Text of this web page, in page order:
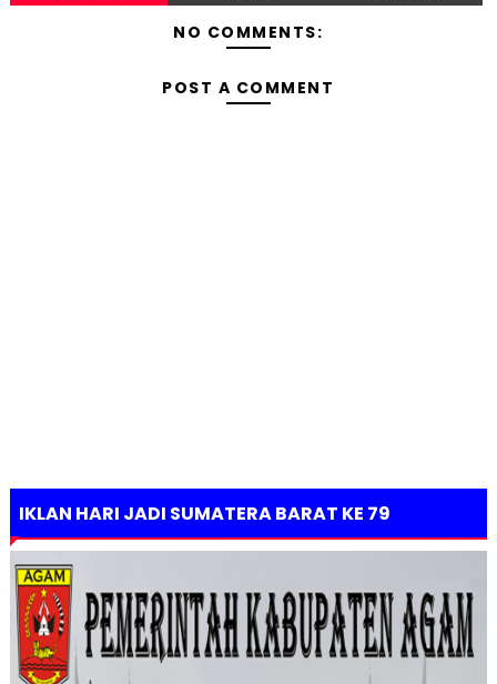
NO COMMENTS:
POST A COMMENT
IKLAN HARI JADI SUMATERA BARAT KE 79